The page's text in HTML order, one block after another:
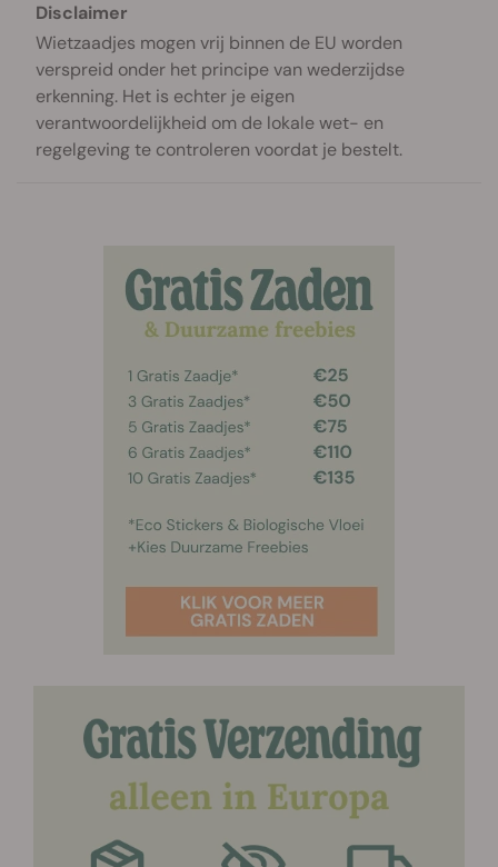
Disclaimer
Wietzaadjes mogen vrij binnen de EU worden
verspreid onder het principe van wederzijdse
erkenning. Het is echter je eigen
verantwoordelijkheid om de lokale wet- en
regelgeving te controleren voordat je bestelt.